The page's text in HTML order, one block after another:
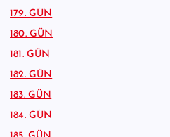
179. GÜN
180. GÜN
181. GÜN
182. GÜN
183. GÜN
184. GÜN